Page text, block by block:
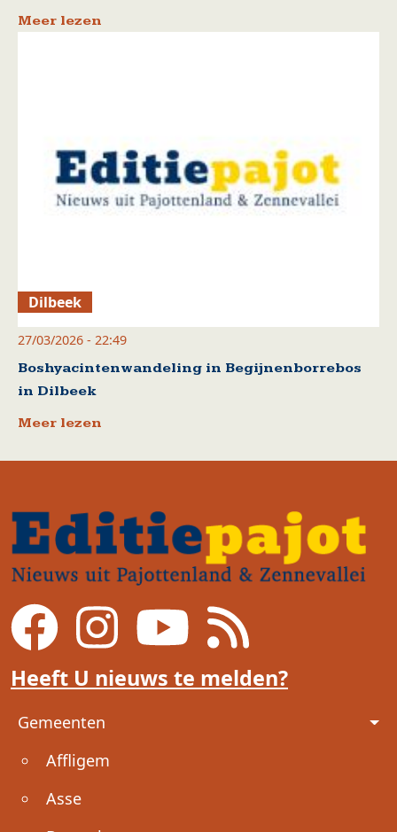
Meer lezen
Dilbeek
27/03/2026 - 22:49
Boshyacintenwandeling in Begijnenborrebos
in Dilbeek
Meer lezen
Heeft U nieuws te melden?
Voet
Gemeenten
Affligem
Asse